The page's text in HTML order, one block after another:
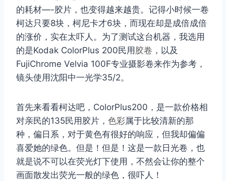
的耗材—-胶片，也变得越来越贵。记得小时候一卷
柯达只要8块，柯尼卡才6块，而现在却是成倍成倍
的涨价，实在太吓人。为了测试这台机器，我选用
的是Kodak ColorPlus 200民用 胶卷 ，以及
FujiChrome Velvia 100F专业摄影卷来作为参考，
镜头使用沈阳中一光学35/2。
首先来看看柯达吧，ColorPlus200，是一款价格相
对亲民的135民用胶片， 色彩属于比较清新的那
种，偏日系，对于黄色有很好的响应，但我却偏偏
喜爱她的绿色。但是！但是！这是一款日光卷，也
就是说不可以在荧光灯下使用，不然会让你的整个
画面散发出荧光一般的绿色，很吓人！
取消 搜索